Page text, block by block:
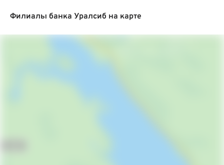
Филиалы банка Уралсиб на карте